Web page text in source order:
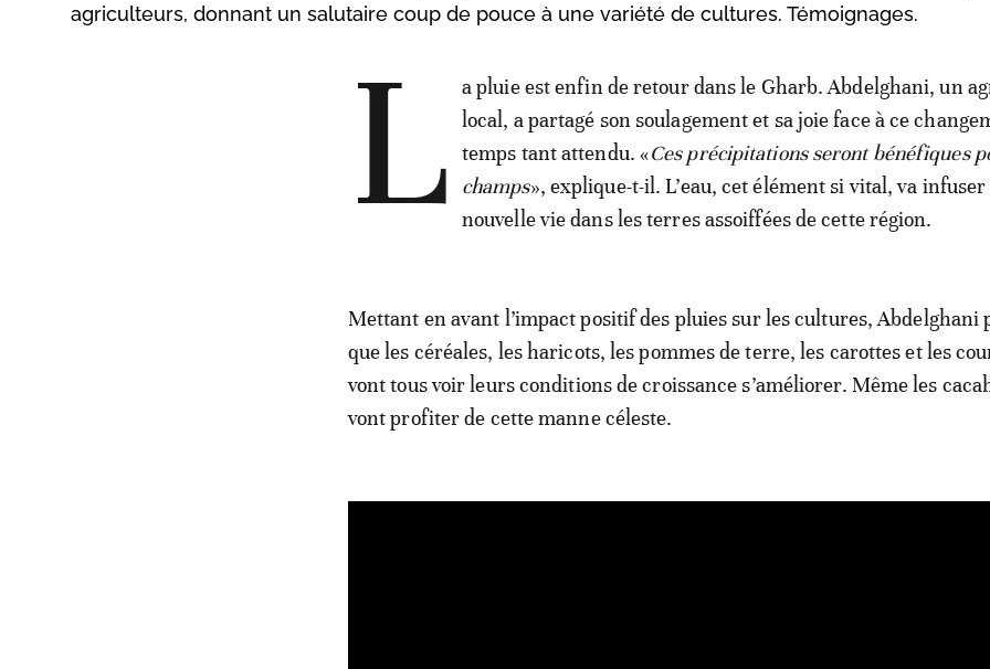
agriculteurs, donnant un salutaire coup de pouce à une variété de cultures. Témoignages.
L
a pluie est enfin de retour dans le Gharb. Abdelghani, un
local, a partagé son soulagement et sa joie face à ce
temps tant attendu. «Ces précipitations seront bénéfiques
champs», explique-t-il. L’eau, cet élément si vital, va
nouvelle vie dans les terres assoiffées de cette région.
Mettant en avant l’impact positif des pluies sur les cultures, Abdelghani
que les céréales, les haricots, les pommes de terre, les carottes et les
vont tous voir leurs conditions de croissance s’améliorer. Même les
vont profiter de cette manne céleste.